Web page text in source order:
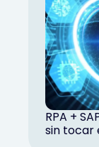
RPA +
sin tocar